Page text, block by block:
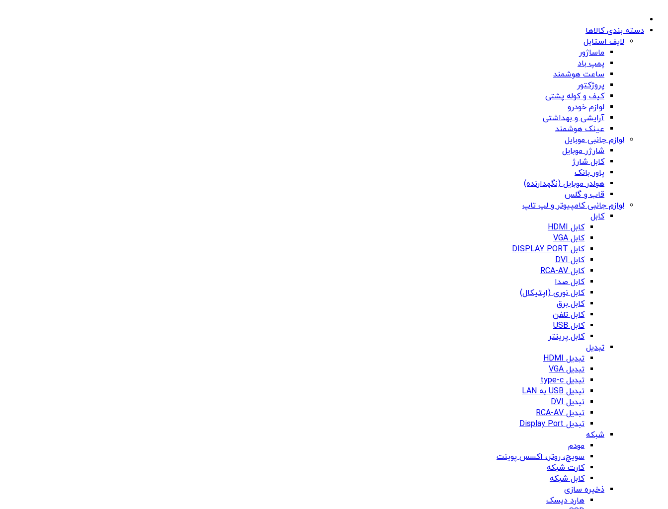
دسته بندی کالاها
لایف استایل
ماساژور
پمپ باد
ساعت هوشمند
پروژکتور
کیف و کوله پشتی
لوازم خودرو
آرایشی و بهداشتی
عینک هوشمند
لوازم جانبی موبایل
شارژر موبایل
کابل شارژ
پاور بانک
هولدر موبایل (نگهدارنده)
قاب و گلس
لوازم جانبی کامپیوتر و لپ تاپ
کابل
کابل HDMI
کابل VGA
کابل DISPLAY PORT
کابل DVI
کابل RCA-AV
کابل صدا
کابل نوری (اپتیکال)
کابل برق
کابل تلفن
کابل USB
کابل پرینتر
تبدیل
تبدیل HDMI
تبدیل VGA
تبدیل type-c
تبدیل USB به LAN
تبدیل DVI
تبدیل RCA-AV
تبدیل Display Port
شبکه
مودم
سویچ، روتر، اکسس پوینت
کارت شبکه
کابل شبکه
ذخیره سازی
هارد دیسک